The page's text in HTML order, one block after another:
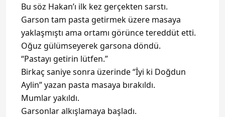
Bu söz Hakan’ı ilk kez gerçekten sarstı.
Garson tam pasta getirmek üzere masaya
yaklaşmıştı ama ortamı görünce tereddüt etti.
Oğuz gülümseyerek garsona döndü.
“Pastayı getirin lütfen.”
Birkaç saniye sonra üzerinde “İyi ki Doğdun
Aylin” yazan pasta masaya bırakıldı.
Mumlar yakıldı.
Garsonlar alkışlamaya başladı.